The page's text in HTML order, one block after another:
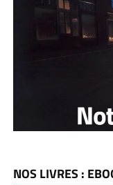
NOS LIVRES :